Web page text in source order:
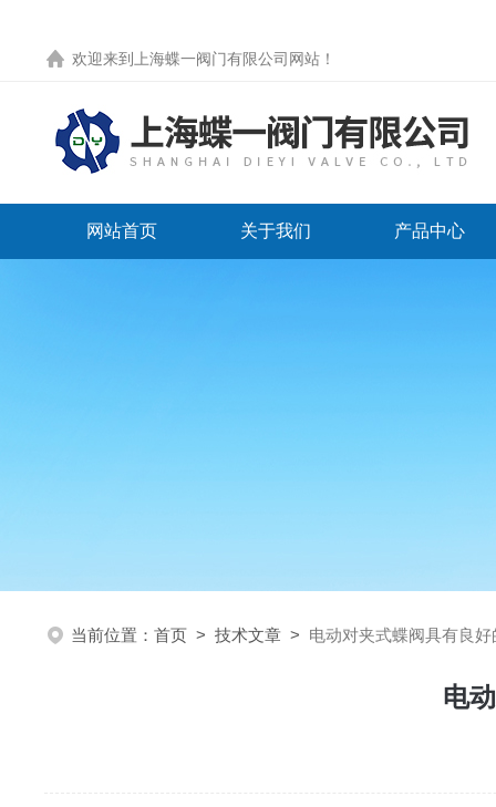
欢迎来到 上海蝶一阀门有限公司网站 ！
网站首页 关于我们 产品中心
当前位置： 首页 > 技术文章 > 电动对夹式蝶阀具有良
电